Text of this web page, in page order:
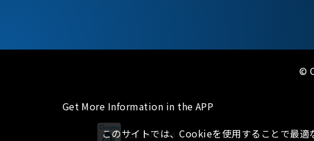
Get More Information in the APP
iOS Android
©
このサイトでは、Cookieを使用することで最